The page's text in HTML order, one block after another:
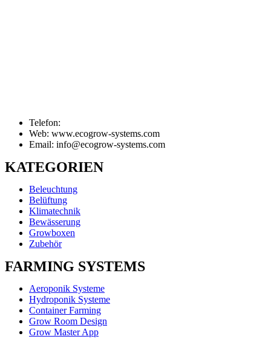
Telefon:
Web: www.ecogrow-systems.com
Email: info@ecogrow-systems.com
KATEGORIEN
Beleuchtung
Belüftung
Klimatechnik
Bewässerung
Growboxen
Zubehör
FARMING SYSTEMS
Aeroponik Systeme
Hydroponik Systeme
Container Farming
Grow Room Design
Grow Master App